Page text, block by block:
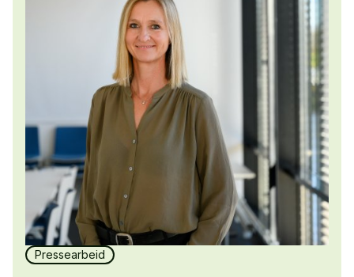
Pressearbeid